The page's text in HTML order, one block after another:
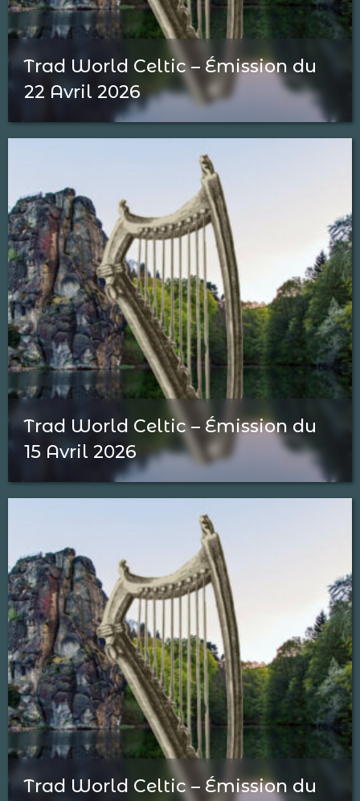
Trad World Celtic – Émission du
22 Avril 2026
Trad World Celtic – Émission du
15 Avril 2026
Trad World Celtic – Émission du